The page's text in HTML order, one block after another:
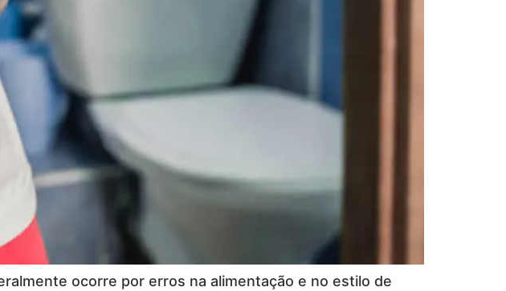
ocorre por erros na alimentação e no estilo de